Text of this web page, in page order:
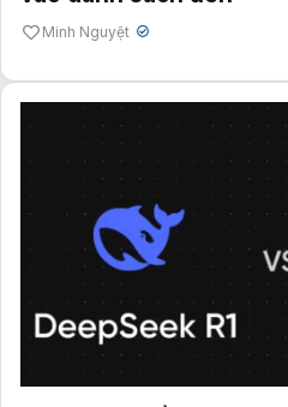
Minh Nguyệt ✔